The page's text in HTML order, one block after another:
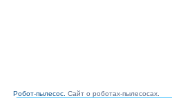
Робот-пылесос. Сайт о роботах-пылесосах.